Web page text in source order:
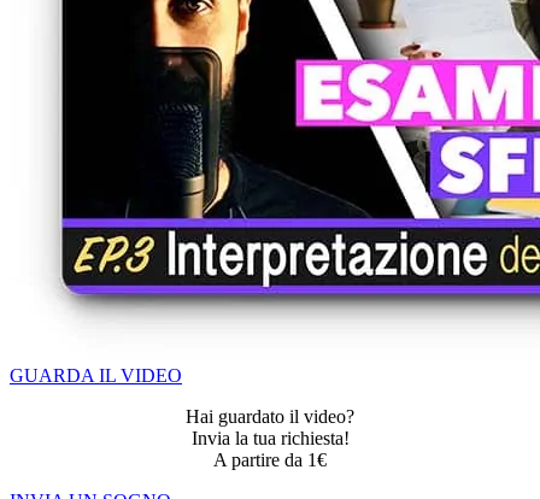
GUARDA IL VIDEO
Hai guardato il video?
Invia la tua richiesta!
A partire da 1€